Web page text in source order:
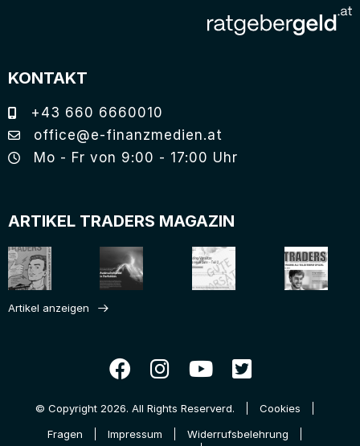
KONTAKT
+43 660 6660010
office@e-finanzmedien.at
Mo - Fr von 9:00 - 17:00 Uhr
ARTIKEL TRADERS MAGAZIN
Artikel anzeigen
© Copyright 2026. All Rights Reserverd.
Cookies
Fragen
Impressum
Widerrufsbelehrung